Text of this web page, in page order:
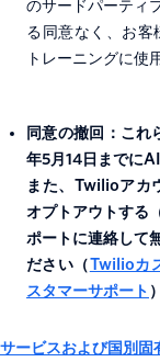
のサードパーティ
る同意なく、お
トレーニングに使
同意の撤回：これ
年5月14日までに
また、Twilioアカ
オプトアウトする
ポートに連絡して
ださい（Twilioカ
スタマーサポート
サービスおよび国別固